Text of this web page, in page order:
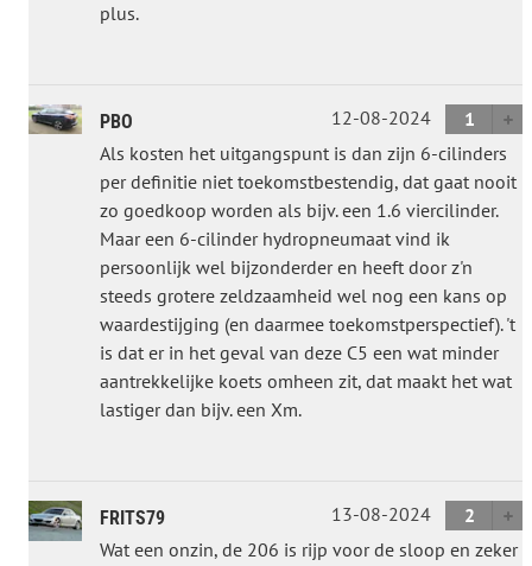
plus.
PBO 12-08-2024
1
Als kosten het uitgangspunt is dan zijn 6-cilinders
per definitie niet toekomstbestendig, dat gaat nooit
zo goedkoop worden als bijv. een 1.6 viercilinder.
Maar een 6-cilinder hydropneumaat vind ik
persoonlijk wel bijzonderder en heeft door z'n
steeds grotere zeldzaamheid wel nog een kans op
waardestijging (en daarmee toekomstperspectief). 't
is dat er in het geval van deze C5 een wat minder
aantrekkelijke koets omheen zit, dat maakt het wat
lastiger dan bijv. een Xm.
FRITS79 13-08-2024
2
Wat een onzin, de 206 is rijp voor de sloop en zeker